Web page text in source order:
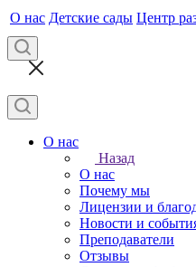
О нас Детские сады Центр
О нас
Назад
О нас
Почему мы
Лицензии и
Новости и
Преподаватели
Отзывы